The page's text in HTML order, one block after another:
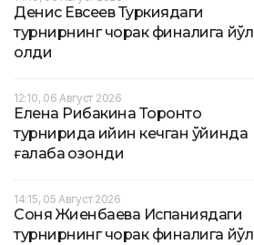
Денис Евсеев Туркиядаги
турнирнинг чорак финалига йўл
олди
12:10, 06 Август 2026
Елена Рибакина Торонто
турнирида қийин кечган ўйинда
ғалаба қозонди
14:15, 05 Август 2026
Соня Жиенбаева Испаниядаги
турнирнинг чорак финалига йўл